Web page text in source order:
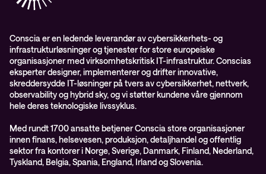
Conscia er en ledende leverandør av cybersikkerhets- og
infrastrukturløsninger og tjenester for store europeiske
organisasjoner med virksomhetskritisk IT-infrastruktur. Conscias
eksperter designer, implementerer og drifter innovative,
skreddersydde IT-løsninger på tvers av cybersikkerhet, nettverk,
observability og hybrid sky, og vi støtter kundene våre gjennom
hele deres teknologiske livssyklus.
Med rundt 1700 ansatte betjener Conscia store organisasjoner
innen finans, helsevesen, produksjon, detaljhandel og offentlig
sektor fra kontorer i Norge, Sverige, Danmark, Finland, Nederland,
Tyskland, Belgia, Spania, England, Irland og Slovenia.